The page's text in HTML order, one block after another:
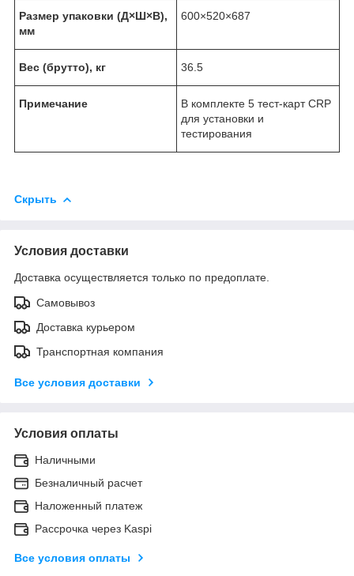
Размер упаковки (Д×Ш×В),
мм
600×520×687
Вес (брутто), кг 36.5
Примечание
В комплекте 5 тест-карт CRP
для установки и
тестирования
Скрыть
Условия доставки
Доставка осуществляется только по предоплате.
Самовывоз
Доставка курьером
Транспортная компания
Все условия доставки
Условия оплаты
Наличными
Безналичный расчет
Наложенный платеж
Рассрочка через Kaspi
Все условия оплаты